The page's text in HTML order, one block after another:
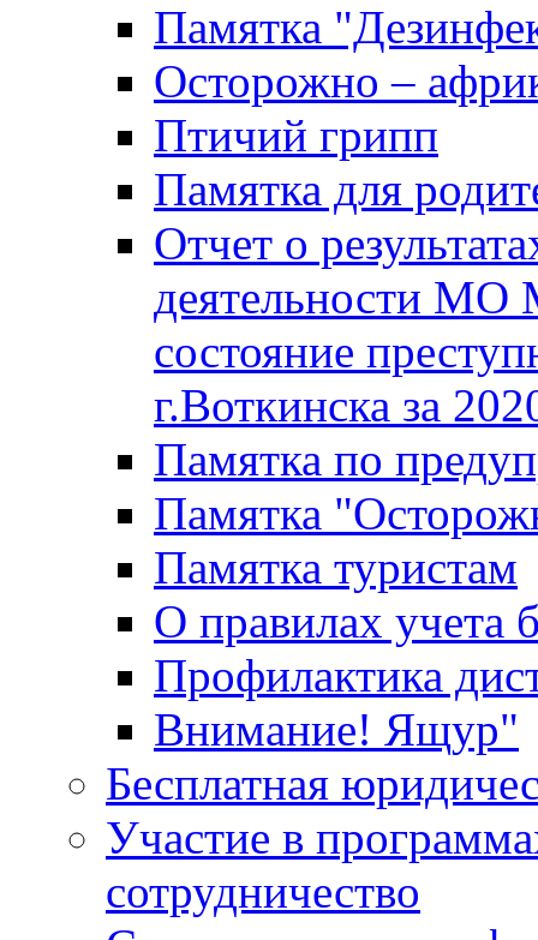
Памятка
Осторожно –
Птичий грипп
Памятка для
Отчет о
деятельности МО
состояние
г.Воткинска за
Памятка по
Памятка
Памятка туристам
О правилах учета
Профилактика
Внимание! Ящур"
Бесплатная
Участие в
сотрудничество